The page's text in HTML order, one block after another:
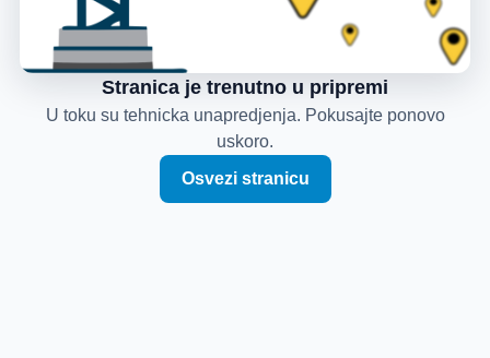
Stranica je trenutno u pripremi
U toku su tehnicka unapredjenja. Pokusajte ponovo
uskoro.
Osvezi stranicu